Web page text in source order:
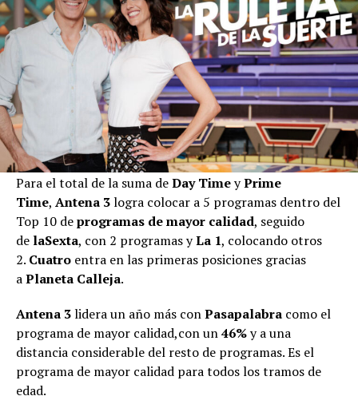
Para el total de la suma deDay TimeyPrime
Time, Antena 3logra colocar a 5 programas dentro del
Top 10 deprogramas de mayor calidad, seguido
de laSexta, con 2 programas yLa 1, colocando otros
2. Cuatro entra en las primeras posiciones gracias
aPlaneta Calleja.
Antena 3lidera un año más conPasapalabra como el
programa de mayor calidad,con un46%y a una
distancia considerable del resto de programas. Es el
programa de mayor calidad para todos los tramos de
edad.